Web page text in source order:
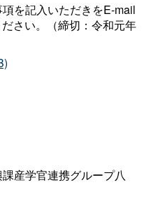
を記入いただきをE-mail
さい。（締切：令和元年
産学官連携グループ八